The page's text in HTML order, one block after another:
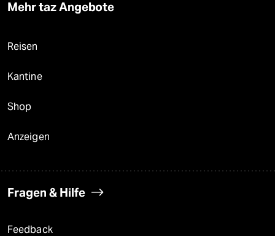
Mehr taz Angebote
Reisen
Kantine
Shop
Anzeigen
Fragen & Hilfe
Feedback